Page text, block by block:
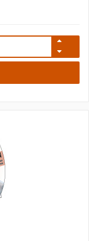
4872